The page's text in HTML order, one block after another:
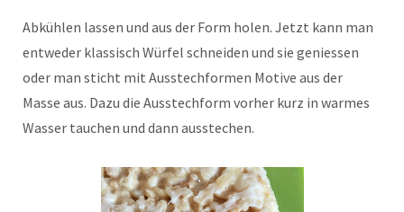
Abkühlen lassen und aus der Form holen. Jetzt kann man
entweder klassisch Würfel schneiden und sie geniessen
oder man sticht mit Ausstechformen Motive aus der
Masse aus. Dazu die Ausstechform vorher kurz in warmes
Wasser tauchen und dann ausstechen.